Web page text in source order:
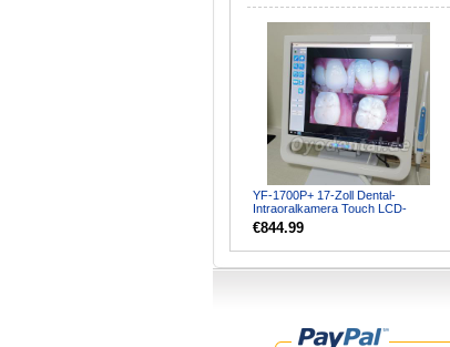
YF-1700P+ 17-Zoll Dental-
Intraoralkamera Touch LCD-
Bildschirm für Dentaleinheit ...
€844.99